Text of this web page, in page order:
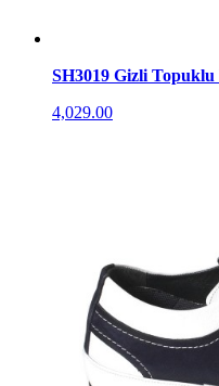
SH3019 Gizli
4,029.00